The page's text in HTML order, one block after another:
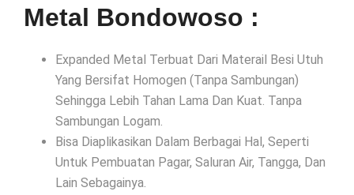
Metal Bondowoso :
Expanded Metal Terbuat Dari Materail Besi Utuh
Yang Bersifat Homogen (Tanpa Sambungan)
Sehingga Lebih Tahan Lama Dan Kuat. Tanpa
Sambungan Logam.
Bisa Diaplikasikan Dalam Berbagai Hal, Seperti
Untuk Pembuatan Pagar, Saluran Air, Tangga, Dan
Lain Sebagainya.